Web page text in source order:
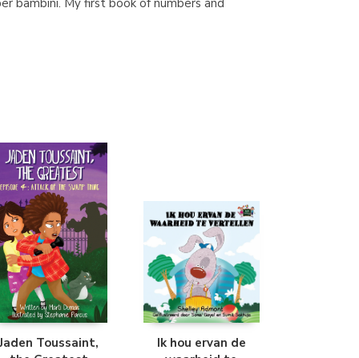
bambini. My first book of numbers and
Jaden Toussaint,
Ik hou ervan de